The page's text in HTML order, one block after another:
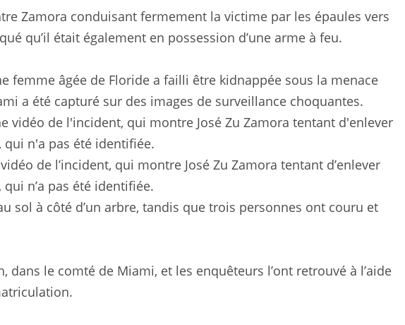
Zamora conduisant fermement la victime par les épaules vers
qu’il était également en possession d’une arme à feu.
femme âgée de Floride a failli être kidnappée sous la menace
a été capturé sur des images de surveillance choquantes.
de l’incident, qui montre José Zu Zamora tentant d’enlever
n’a pas été identifiée.
sol à côté d’un arbre, tandis que trois personnes ont couru et
dans le comté de Miami, et les enquêteurs l’ont retrouvé à l’aide